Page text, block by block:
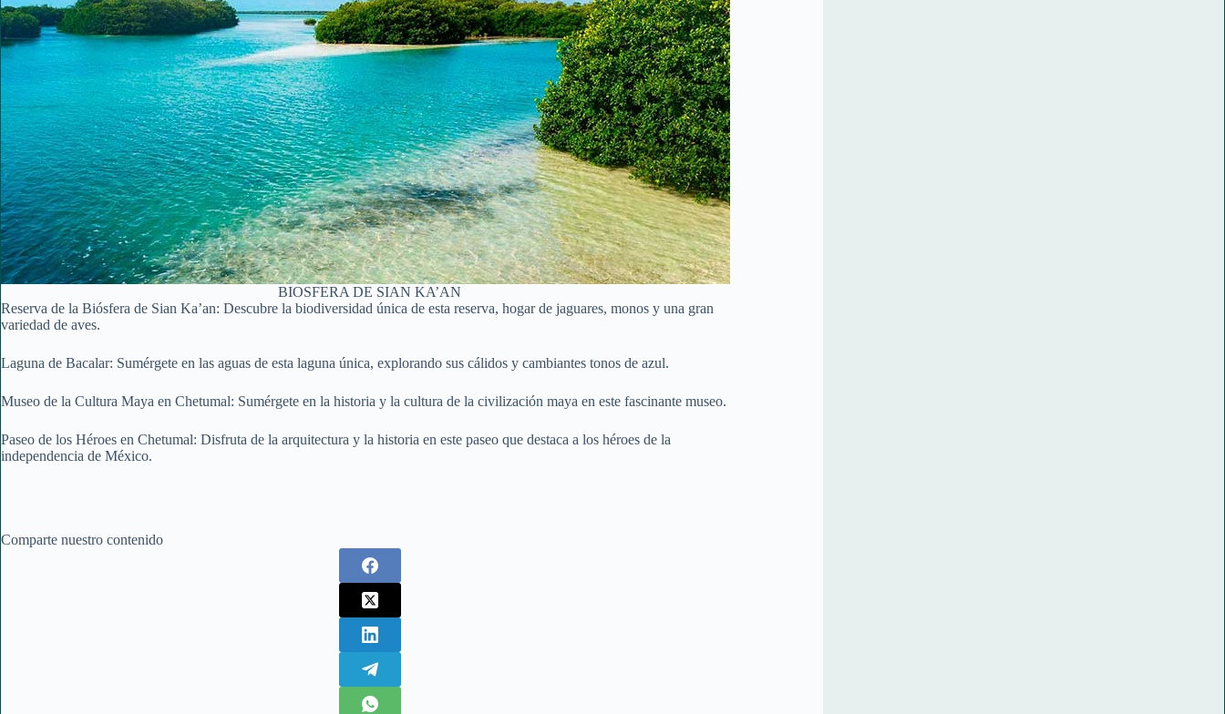
BIOSFERA DE SIAN KA’AN
Reserva de la Biósfera de Sian Ka’an: Descubre la biodiversidad única de esta reserva, hogar de jaguares, monos y una gran
variedad de aves.
Laguna de Bacalar: Sumérgete en las aguas de esta laguna única, explorando sus cálidos y cambiantes tonos de azul.
Museo de la Cultura Maya en Chetumal: Sumérgete en la historia y la cultura de la civilización maya en este fascinante museo.
Paseo de los Héroes en Chetumal: Disfruta de la arquitectura y la historia en este paseo que destaca a los héroes de la
independencia de México.
Comparte nuestro contenido